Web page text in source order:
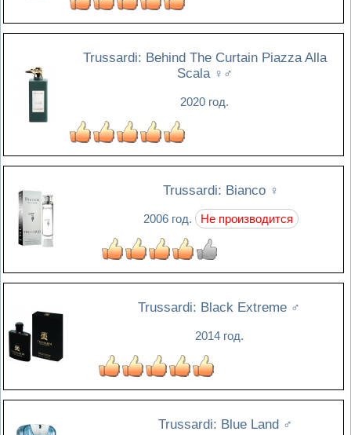
Trussardi: Behind The Curtain Piazza Alla
Scala ♀♂
2020 год.
Trussardi: Bianco ♀
2006 год. Не производится
Trussardi: Black Extreme ♂
2014 год.
Trussardi: Blue Land ♂